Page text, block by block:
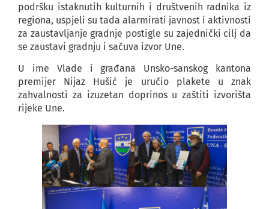
podršku istaknutih kulturnih i društvenih radnika iz
regiona, uspjeli su tada alarmirati javnost i aktivnosti
za zaustavljanje gradnje postigle su zajednički cilj da
se zaustavi gradnju i sačuva izvor Une.
U ime Vlade i građana Unsko-sanskog kantona
premijer Nijaz Hušić je uručio plakete u znak
zahvalnosti za izuzetan doprinos u zaštiti izvorišta
rijeke Une.